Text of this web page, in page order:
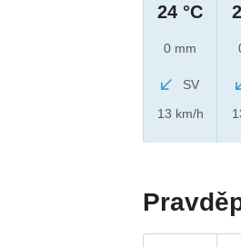
24 °C
0 mm
SV
13 km/h